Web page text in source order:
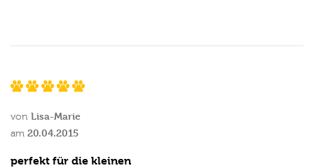
von Lisa-Marie
am 20.04.2015
perfekt für die kleinen